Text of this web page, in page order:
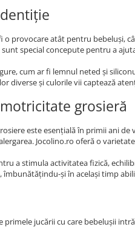
o provocare atât pentru bebeluși,
special concepute pentru a
cum ar fi lemnul neted și
diverse și culorile vii captează
grosieră
este esențială în primii ani
Jocolino.ro oferă o
a stimula activitatea fizică,
îmbunătățindu-și în același timp
jucării cu care bebelușii